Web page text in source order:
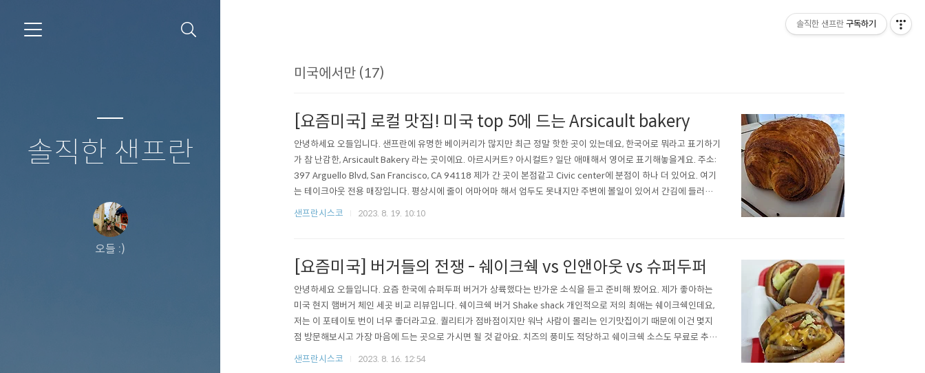
솔직한 샌프란
오들 :)
미국에서만 (17)
[요즘미국] 로컬 맛집! 미국 top 5에 드는 Arsicault bakery
안녕하세요 오들입니다. 샌프란에 유명한 베이커리가 많지만 최근 정말 핫한 곳이 있는데요, 한국어로 뭐라고 표기하기
가 참 난감한, Arsicault Bakery 라는 곳이에요. 아르시커트? 아시컬트? 일단 애매해서 영어로 표기해놓을게요. 주소:
397 Arguello Blvd, San Francisco, CA 94118 제가 간 곳이 본점같고 Civic center에 분점이 하나 더 있어요. 여기
는 테이크아웃 전용 매장입니다. 평상시에 줄이 어마어마 해서 엄두도 못내지만 주변에 볼일이 있어서 간김에 들러봤
어요. 여기는 오후 세시에 문을 닫는데요, 두시 반정도에 갔더니 거의 모든 빵이 다 품절상태였어요. 초콜릿 크로아상과
샌프란시스코 2023. 8. 19. 10:10
[요즘미국] 버거들의 전쟁 - 쉐이크쉑 vs 인앤아웃 vs 슈퍼두퍼
안녕하세요 오들입니다. 요즘 한국에 슈퍼두퍼 버거가 상륙했다는 반가운 소식을 듣고 준비해 봤어요. 제가 좋아하는
미국 현지 햄버거 체인 세곳 비교 리뷰입니다. 쉐이크쉑 버거 Shake shack 개인적으로 저의 최애는 쉐이크쉑인데요,
저는 이 포테이토 번이 너무 좋더라고요. 퀄리티가 점바점이지만 워낙 사람이 몰리는 인기맛집이기 때문에 이건 몇지
점 방문해보시고 가장 마음에 드는 곳으로 가시면 될 것 같아요. 치즈의 풍미도 적당하고 쉐이크쉑 소스도 무료로 추가
가능합니다. 키오스크 주문 하실 때 customize 버튼 클릭하셔서 side of shake sauce를 더하시면 된답니다. 밀크쉐
샌프란시스코 2023. 8. 16. 12:54
솔직한 샌프란 구독하기